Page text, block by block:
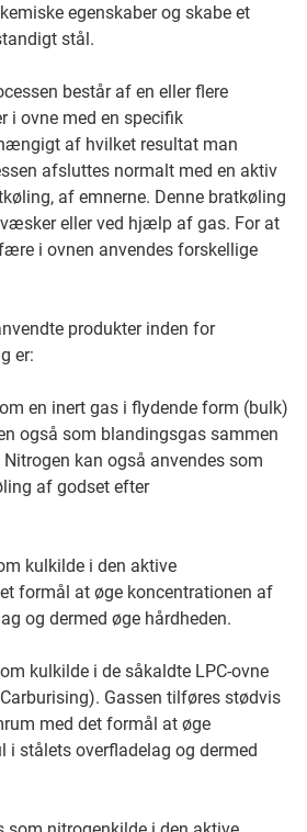
egenskaber og skabe et
stål.
består af en eller flere
i ovne med en specifik
af hvilket resultat man
afsluttes normalt med en aktiv
af emnerne. Denne bratkøling
eller ved hjælp af gas. For at
i ovnen anvendes forskellige
produkter inden for
er:
en inert gas i flydende form (bulk)
også som blandingsgas sammen
kan også anvendes som
af godset efter
kulkilde i den aktive
formål at øge koncentrationen af
og dermed øge hårdheden.
kulkilde i de såkaldte LPC-ovne
Gassen tilføres stødvis
med det formål at øge
i stålets overfladelag og dermed